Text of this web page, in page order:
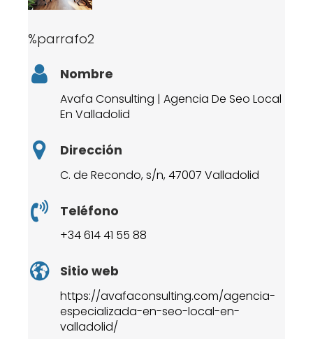
%parrafo2
Nombre
Avafa Consulting | Agencia De Seo Local
En Valladolid
Dirección
C. de Recondo, s/n, 47007 Valladolid
Teléfono
+34 614 41 55 88
Sitio web
https://avafaconsulting.com/agencia-
especializada-en-seo-local-en-
valladolid/